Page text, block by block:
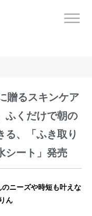
贈るスキンケア
ふくだけで朝の
る、「ふき取り
シート」発売
ニーズや時短も叶えな
ん